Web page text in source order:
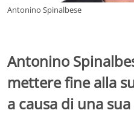
Antonino Spinalbese
Antonino
mettere fine alla
a causa di una